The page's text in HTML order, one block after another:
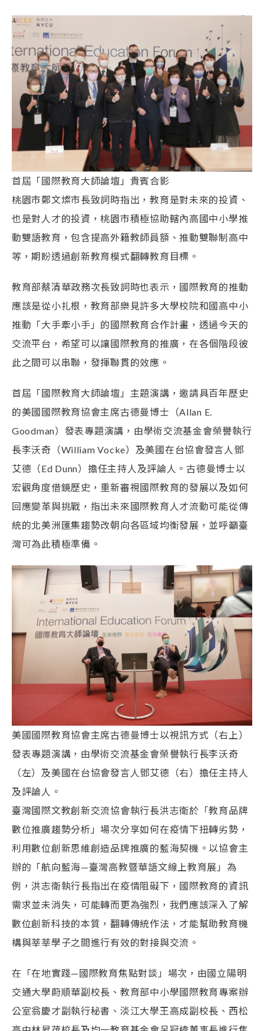
首屆「國際教育大師論壇」貴賓合影
桃園市鄭文燦市長致詞時指出，教育是對未來的投資、
也是對人才的投資，桃園市積極協助轄內高國中小學推
動雙語教育，包含提高外籍教師員額、推動雙聯制高中
等，期盼透過創新教育模式翻轉教育目標。
教育部蔡清華政務次長致詞時也表示，國際教育的推動
應該是從小扎根，教育部樂見許多大學校院和國高中小
推動「大手牽小手」的國際教育合作計畫，透過今天的
交流平台，希望可以讓國際教育的推廣，在各個階段彼
此之間可以串聯，發揮聯貫的效應。
首屆「國際教育大師論壇」主題演講，邀請具百年歷史
的美國國際教育協會主席古德曼博士（Allan E.
Goodman）發表專題演講，由學術交流基金會榮譽執行
長李沃奇（William Vocke）及美國在台協會發言人鄧
艾德（Ed Dunn）擔任主持人及評論人。古德曼博士以
宏觀角度借鏡歷史，重新審視國際教育的發展以及如何
回應變革與挑戰，指出未來國際教育人才流動可能從傳
統的北美洲匯集趨勢改朝向各區域均衡發展，並呼籲臺
灣可為此積極準備。
美國國際教育協會主席古德曼博士以視訊方式（右上）
發表專題演講，由學術交流基金會榮譽執行長李沃奇
（左）及美國在台協會發言人鄧艾德（右）擔任主持人
及評論人。
臺灣國際文教創新交流協會執行長洪志衛於「教育品牌
數位推廣趨勢分析」場次分享如何在疫情下扭轉劣勢，
利用數位創新思維創造品牌推廣的藍海契機。以協會主
辦的「航向藍海—臺灣高教暨華語文線上教育展」為
例，洪志衛執行長指出在疫情阻礙下，國際教育的資訊
需求並未消失，可能轉而更為強烈，我們應該深入了解
數位創新科技的本質，翻轉傳統作法，才能幫助教育機
構與莘莘學子之間進行有效的對接與交流。
在「在地實踐—國際教育焦點對談」場次，由國立陽明
交通大學蔚順華副校長、教育部中小學國際教育專案辦
公室翁慶才副執行秘書、淡江大學王高成副校長、西松